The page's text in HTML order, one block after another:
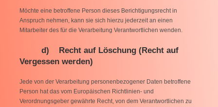
Möchte eine betroffene Person dieses Berichtigungsrecht in
Anspruch nehmen, kann sie sich hierzu jederzeit an einen
Mitarbeiter des für die Verarbeitung Verantwortlichen wenden.
d) Recht auf Löschung (Recht auf
Vergessen werden)
Jede von der Verarbeitung personenbezogener Daten betroffene
Person hat das vom Europäischen Richtlinien- und
Verordnungsgeber gewährte Recht, von dem Verantwortlichen zu